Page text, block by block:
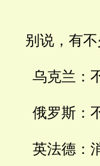
别说，有
乌克兰：
俄罗斯：
英法德：